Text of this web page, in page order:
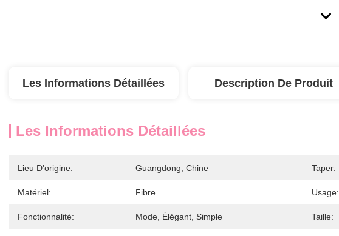
Les Informations Détaillées Description De Produit
Les Informations Détaillées
Lieu D'origine: Guangdong, Chine Taper:
Matériel: Fibre Usage:
Fonctionnalité: Mode, Élégant, Simple Taille: